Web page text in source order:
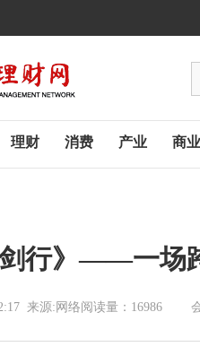
理财 消费 产业 商业
剑行》——一场
来源: 网络阅读量：16986